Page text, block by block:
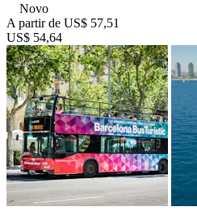
Novo
A partir de US$ 57,51
US$ 54,64